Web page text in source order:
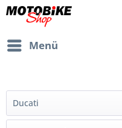
Menü